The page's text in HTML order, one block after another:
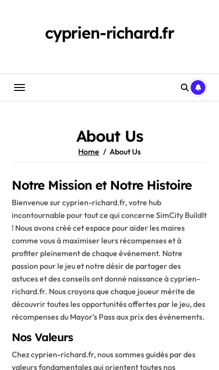
cyprien-richard.fr
About Us
Home About Us
Notre Mission et Notre Histoire
Bienvenue sur cyprien-richard.fr, votre hub
incontournable pour tout ce qui concerne SimCity BuildIt
! Nous avons créé cet espace pour aider les maires
comme vous à maximiser leurs récompenses et à
profiter pleinement de chaque événement. Notre
passion pour le jeu et notre désir de partager des
astuces et des conseils ont donné naissance à cyprien-
richard.fr. Nous croyons que chaque joueur mérite de
découvrir toutes les opportunités offertes par le jeu, des
récompenses du Mayor’s Pass aux prix des événements.
Nos Valeurs
Chez cyprien-richard.fr, nous sommes guidés par des
valeurs fondamentales qui orientent toutes nos